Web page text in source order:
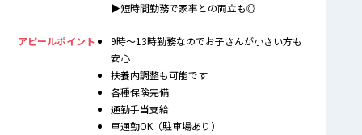
▶短時間勤務で家事との両立も◎
アピールポイント
9時〜13時勤務なのでお子さんが小さい方も
安心
扶養内調整も可能です
各種保険完備
通勤手当支給
車通勤OK（駐車場あり）